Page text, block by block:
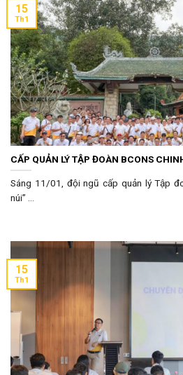
CẤP QUẢN LÝ TẬP ĐOÀN BCONS
Sáng 11/01, đội ngũ cấp quản lý Tập
núi” ...
15
Th1
15
Th1